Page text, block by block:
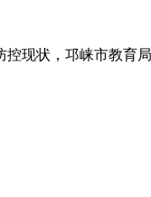
现状，邛崃市教育